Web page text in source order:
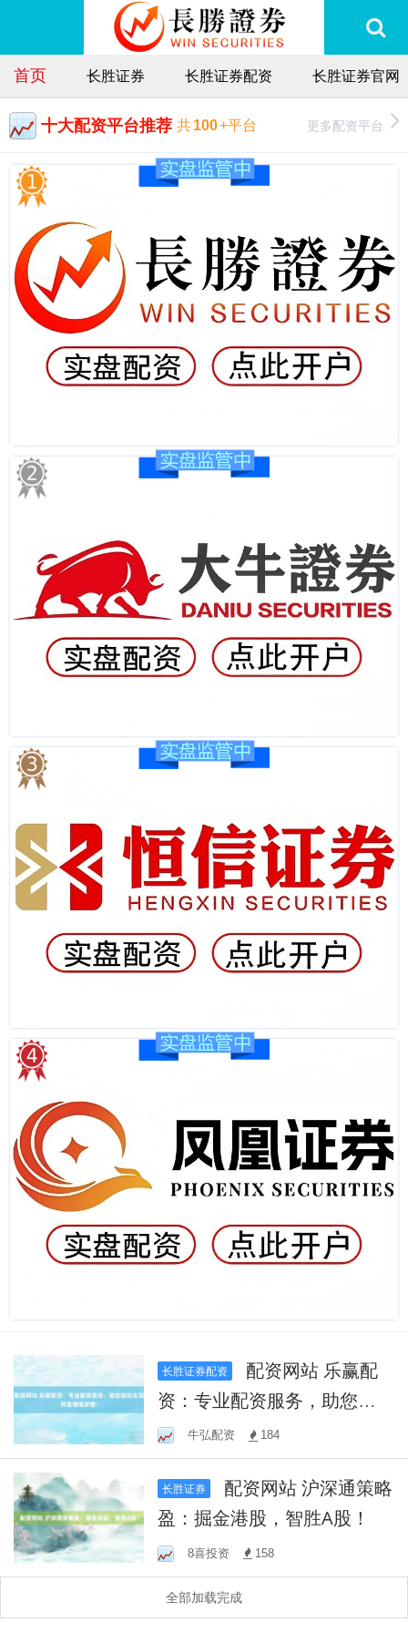
首页 长胜证券 长胜证券配资 长胜证券官网
十大配资平台推荐 共100+平台 更多配资平台
长胜证券配资
资：专业配资服务，助您轻
松实现财富增值梦想！
牛弘配资 184
长胜证券
盈：掘金港股，智胜A股！
8喜投资 158
全部加载完成